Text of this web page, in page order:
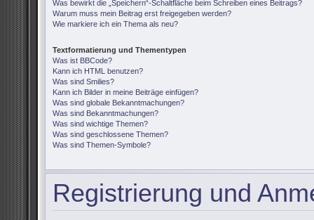
Was bewirkt die „Speichern“-Schaltfläche beim Schreiben eines Beitrags?
Warum muss mein Beitrag erst freigegeben werden?
Wie markiere ich ein Thema als neu?
Textformatierung und Thementypen
Was ist BBCode?
Kann ich HTML benutzen?
Was sind Smilies?
Kann ich Bilder in meine Beiträge einfügen?
Was sind globale Bekanntmachungen?
Was sind Bekanntmachungen?
Was sind wichtige Themen?
Was sind geschlossene Themen?
Was sind Themen-Symbole?
Registrierung und